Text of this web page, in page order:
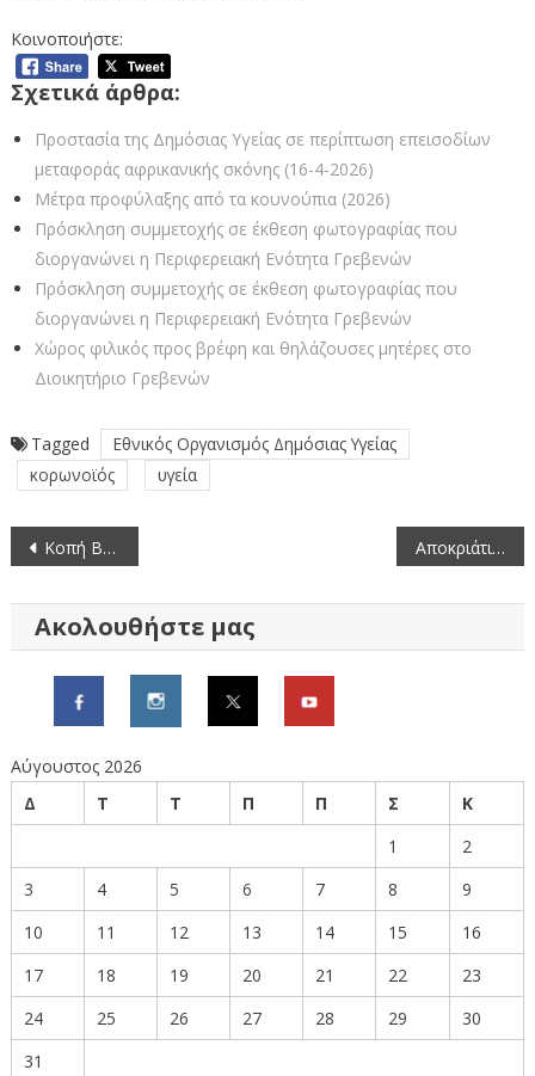
Κοινοποιήστε:
Σχετικά άρθρα:
Προστασία της Δημόσιας Υγείας σε περίπτωση επεισοδίων
μεταφοράς αφρικανικής σκόνης (16-4-2026)
Μέτρα προφύλαξης από τα κουνούπια (2026)
Πρόσκληση συμμετοχής σε έκθεση φωτογραφίας που
διοργανώνει η Περιφερειακή Ενότητα Γρεβενών
Πρόσκληση συμμετοχής σε έκθεση φωτογραφίας που
διοργανώνει η Περιφερειακή Ενότητα Γρεβενών
Χώρος φιλικός προς βρέφη και θηλάζουσες μητέρες στο
Διοικητήριο Γρεβενών
Tagged
Εθνικός Οργανισμός Δημόσιας Υγείας
κορωνοϊός
υγεία
Πλοήγηση
Κοπή Βασιλόπιτας της Π.Ε. Γρεβενών Αποκριάτικες Εκδηλώσεις 2020
Ακολουθήστε μας
Αύγουστος 2026
Δ
Τ Τ Π Π Σ
Κ
1
2
3
4 5 6 7 8
9
10
11 12 13 14 15
16
17
18 19 20 21 22
23
24
25 26 27 28 29
30
31